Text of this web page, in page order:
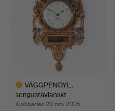
VÄGGPENDYL,
sengustavianskt
stockholmsarbe…
Klubbades 28 nov 2025